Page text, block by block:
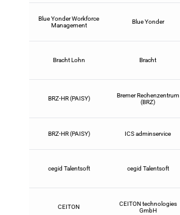
Blue Yonder Workforce
Management
Blue Yonder
Bracht Lohn Bracht
BRZ-HR (PAISY)
Bremer Rechenzentrum
(BRZ)
BRZ-HR (PAISY) ICS adminservice
cegid Talentsoft cegid Talentsoft
CEITON
CEITON technologies
GmbH